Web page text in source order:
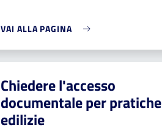
VAI ALLA PAGINA
Chiedere l'accesso
documentale per pratiche
edilizie